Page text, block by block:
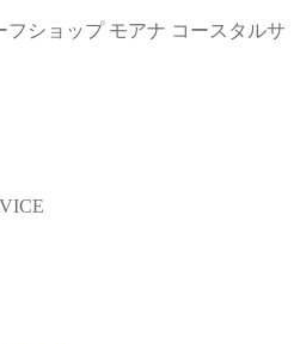
ショップ モアナ コースタルサ